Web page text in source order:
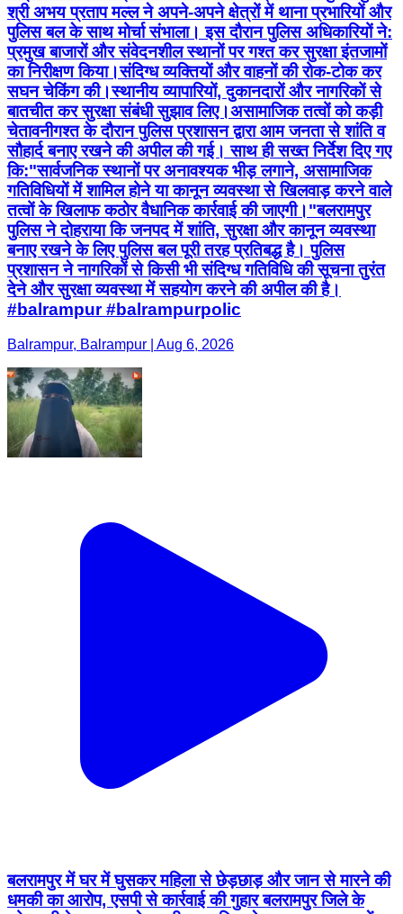
श्री अभय प्रताप मल्ल ने अपने-अपने क्षेत्रों में थाना प्रभारियों और
पुलिस बल के साथ मोर्चा संभाला। इस दौरान पुलिस अधिकारियों ने: ​
प्रमुख बाजारों और संवेदनशील स्थानों पर गश्त कर सुरक्षा इंतजामों
का निरीक्षण किया। ​संदिग्ध व्यक्तियों और वाहनों की रोक-टोक कर
सघन चेकिंग की। ​स्थानीय व्यापारियों, दुकानदारों और नागरिकों से
बातचीत कर सुरक्षा संबंधी सुझाव लिए। ​असामाजिक तत्वों को कड़ी
चेतावनी ​गश्त के दौरान पुलिस प्रशासन द्वारा आम जनता से शांति व
सौहार्द बनाए रखने की अपील की गई। साथ ही सख्त निर्देश दिए गए
कि: ​"सार्वजनिक स्थानों पर अनावश्यक भीड़ लगाने, असामाजिक
गतिविधियों में शामिल होने या कानून व्यवस्था से खिलवाड़ करने वाले
तत्वों के खिलाफ कठोर वैधानिक कार्रवाई की जाएगी।" ​बलरामपुर
पुलिस ने दोहराया कि जनपद में शांति, सुरक्षा और कानून व्यवस्था
बनाए रखने के लिए पुलिस बल पूरी तरह प्रतिबद्ध है। पुलिस
प्रशासन ने नागरिकों से किसी भी संदिग्ध गतिविधि की सूचना तुरंत
देने और सुरक्षा व्यवस्था में सहयोग करने की अपील की है।
#balrampur #balrampurpolic
Balrampur, Balrampur | Aug 6, 2026
बलरामपुर में घर में घुसकर महिला से छेड़छाड़ और जान से मारने की
धमकी का आरोप, एसपी से कार्रवाई की गुहार बलरामपुर जिले के